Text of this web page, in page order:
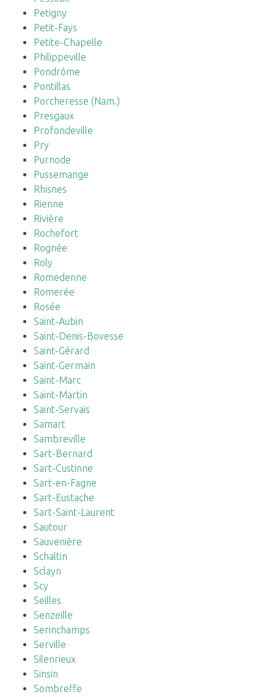
Petigny
Petit-Fays
Petite-Chapelle
Philippeville
Pondrôme
Pontillas
Porcheresse (Nam.)
Presgaux
Profondeville
Pry
Purnode
Pussemange
Rhisnes
Rienne
Rivière
Rochefort
Rognée
Roly
Romedenne
Romerée
Rosée
Saint-Aubin
Saint-Denis-Bovesse
Saint-Gérard
Saint-Germain
Saint-Marc
Saint-Martin
Saint-Servais
Samart
Sambreville
Sart-Bernard
Sart-Custinne
Sart-en-Fagne
Sart-Eustache
Sart-Saint-Laurent
Sautour
Sauvenière
Schaltin
Sclayn
Scy
Seilles
Senzeille
Serinchamps
Serville
Silenrieux
Sinsin
Sombreffe